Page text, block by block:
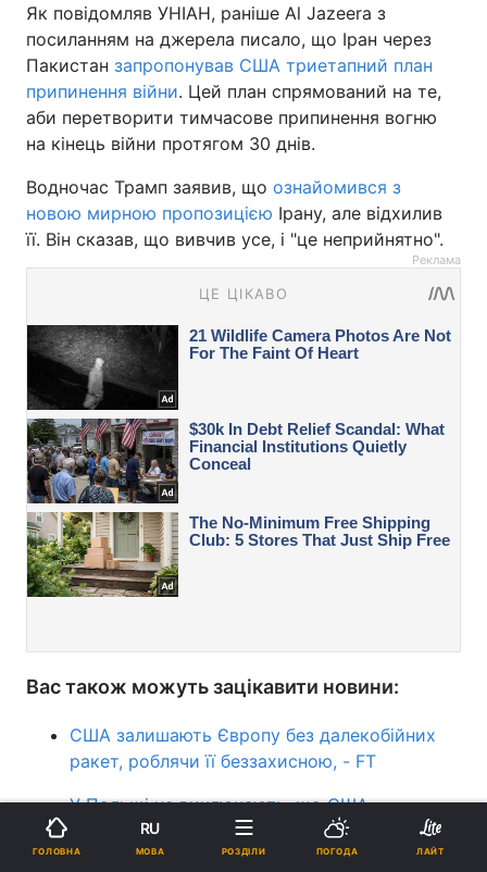
Як повідомляв УНІАН, раніше Al Jazeera з
посиланням на джерела писало, що Іран через
Пакистан запропонував США триетапний план
припинення війни. Цей план спрямований на те,
аби перетворити тимчасове припинення вогню
на кінець війни протягом 30 днів.
Водночас Трамп заявив, що ознайомився з
новою мирною пропозицією Ірану, але відхилив
її. Він сказав, що вивчив усе, і "це неприйнятно".
Реклама
Вас також можуть зацікавити новини:
США залишають Європу без далекобійних
ракет, роблячи її беззахисною, - FT
У Польщі не виключають, що США
перекинуть до них війська з Німеччини
ГОЛОВНА
RU
МОВА РОЗДІЛИ ПОГОДА ЛАЙТ